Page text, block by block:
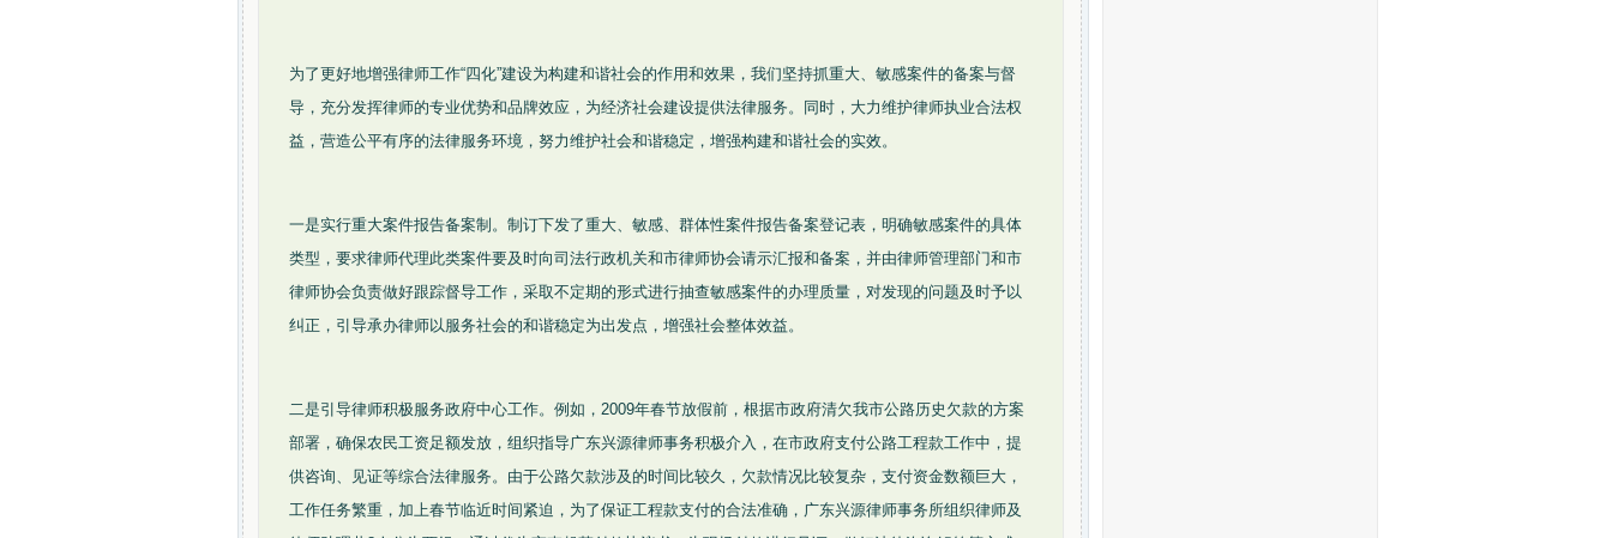
为了更好地增强律师工作“四化”建设为构建和谐社会的作用和效果，我们坚持抓重大、敏感案件的备案与督
导，充分发挥律师的专业优势和品牌效应，为经济社会建设提供法律服务。同时，大力维护律师执业合法权
益，营造公平有序的法律服务环境，努力维护社会和谐稳定，增强构建和谐社会的实效。
一是实行重大案件报告备案制。制订下发了重大、敏感、群体性案件报告备案登记表，明确敏感案件的具体
类型，要求律师代理此类案件要及时向司法行政机关和市律师协会请示汇报和备案，并由律师管理部门和市
律师协会负责做好跟踪督导工作，采取不定期的形式进行抽查敏感案件的办理质量，对发现的问题及时予以
纠正，引导承办律师以服务社会的和谐稳定为出发点，增强社会整体效益。
二是引导律师积极服务政府中心工作。例如，2009年春节放假前，根据市政府清欠我市公路历史欠款的方案
部署，确保农民工资足额发放，组织指导广东兴源律师事务积极介入，在市政府支付公路工程款工作中，提
供咨询、见证等综合法律服务。由于公路欠款涉及的时间比较久，欠款情况比较复杂，支付资金数额巨大，
工作任务繁重，加上春节临近时间紧迫，为了保证工程款支付的合法准确，广东兴源律师事务所组织律师及